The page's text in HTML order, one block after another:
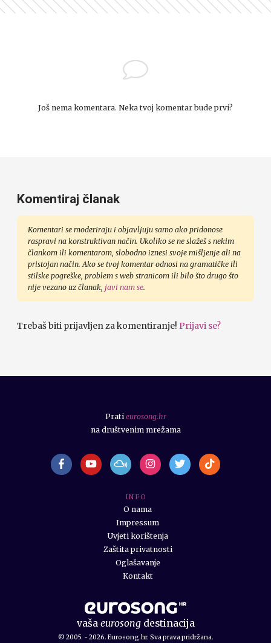
Još nema komentara. Neka tvoj komentar bude prvi?
Komentiraj članak
Komentari se moderiraju i objavljuju samo ako pridonose
raspravi na konstruktivan način. Ukoliko se ne slažeš s nekim
člankom ili komentarom, slobodno iznesi svoje mišljenje ali na
pristojan način. Ako se tvoj komentar odnosi na gramatičke ili
stilske pogreške, problem s web stranicom ili bilo što drugo što
nije vezano uz članak, javi nam se.
Trebaš biti prijavljen za komentiranje! Prijavi se?
vaša eurosongdestinacija
© 2005. - 2026. Eurosong.hr. Sva prava pridržana.
I N F O
O nama
Impressum
Uvjeti korištenja
Zaštita privatnosti
Oglašavanje
Kontakt
Prati eurosong.hr
na društvenim mrežama